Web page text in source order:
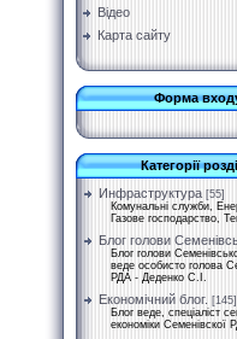
Відео
Карта сайту
Форма
Категорії
Инфраструктура [55]
Комунальні служби,
Газове господарство,
Блог голови
Блог голови
веде особисто голова
РДА - Деденко С.І.
Економічний блог. [145]
Блог веде, спеціаліст
економіки Семенівскої